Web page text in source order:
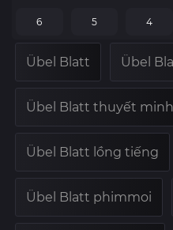
6 5 4
Übel Blatt Übel
Übel Blatt thuyết minh
Übel Blatt lồng tiếng
Übel Blatt phimmoi